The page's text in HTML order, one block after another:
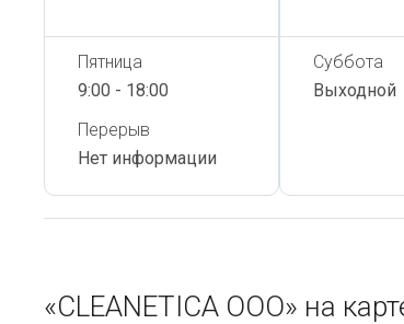
Пятница
9:00 - 18:00
Перерыв
Нет информации
Суббота
Выходной
«CLEANETICA ООО» на